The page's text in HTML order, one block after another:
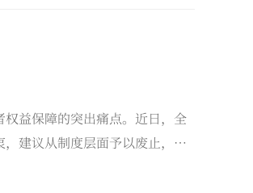
益保障的突出痛点。近日，全
建议从制度层面予以废止，以